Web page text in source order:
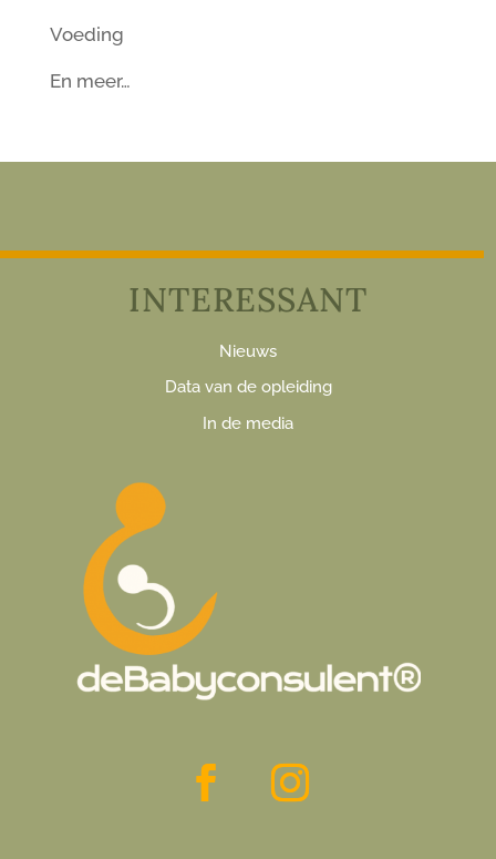
Voeding
En meer…
INTERESSANT
Nieuws
Data van de opleiding
In de media